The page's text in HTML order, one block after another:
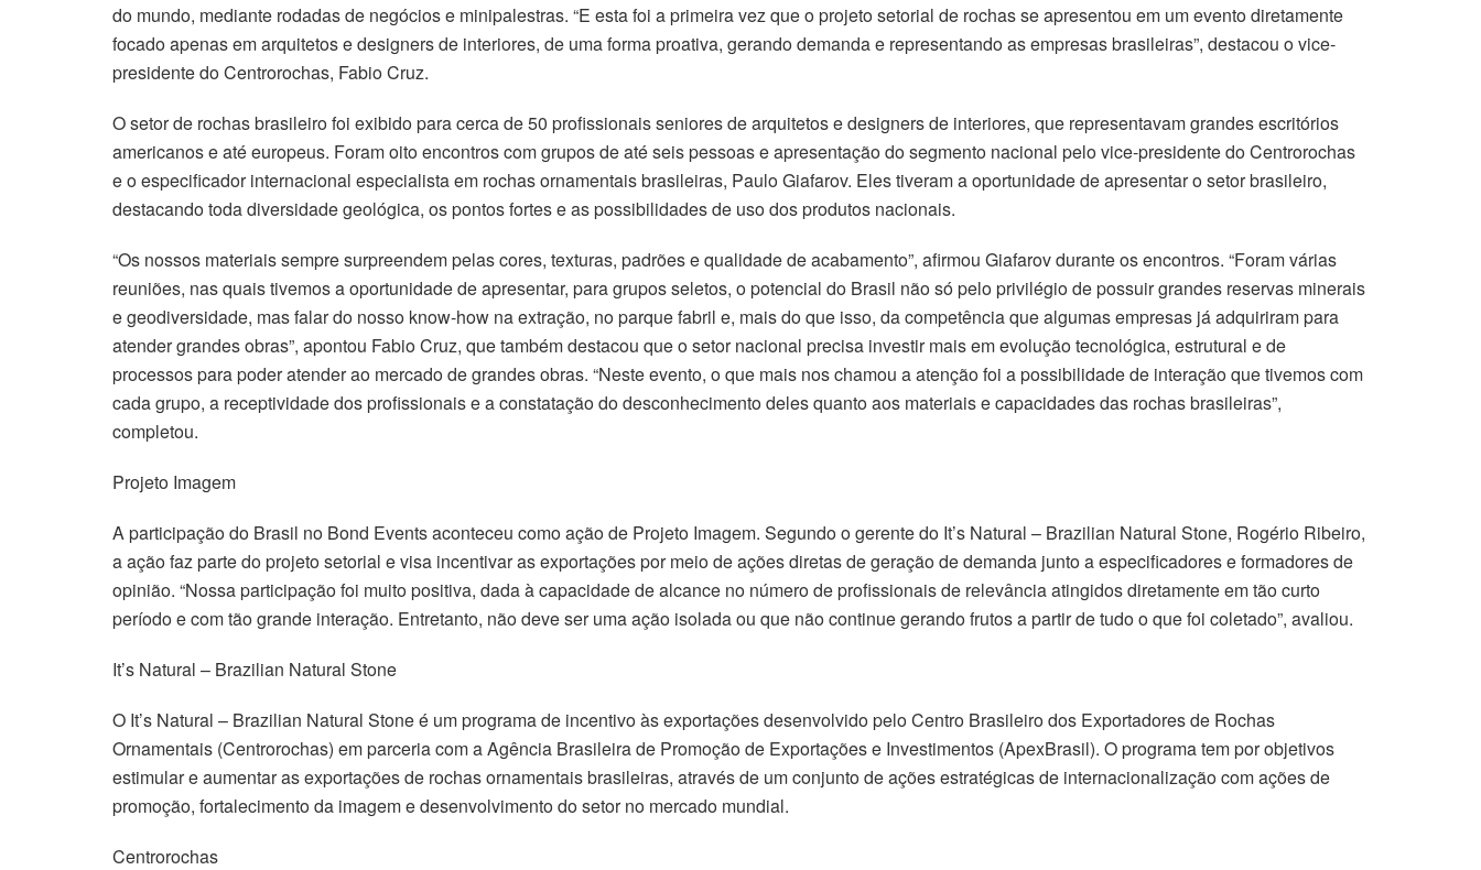
do mundo, mediante rodadas de negócios e minipalestras. “E esta foi a primeira vez que o projeto setorial de rochas se apresentou em um evento diretamente
focado apenas em arquitetos e designers de interiores, de uma forma proativa, gerando demanda e representando as empresas brasileiras”, destacou o vice-
presidente do Centrorochas, Fabio Cruz.
O setor de rochas brasileiro foi exibido para cerca de 50 profissionais seniores de arquitetos e designers de interiores, que representavam grandes escritórios
americanos e até europeus. Foram oito encontros com grupos de até seis pessoas e apresentação do segmento nacional pelo vice-presidente do Centrorochas
e o especificador internacional especialista em rochas ornamentais brasileiras, Paulo Giafarov. Eles tiveram a oportunidade de apresentar o setor brasileiro,
destacando toda diversidade geológica, os pontos fortes e as possibilidades de uso dos produtos nacionais.
“Os nossos materiais sempre surpreendem pelas cores, texturas, padrões e qualidade de acabamento”, afirmou Giafarov durante os encontros. “Foram várias
reuniões, nas quais tivemos a oportunidade de apresentar, para grupos seletos, o potencial do Brasil não só pelo privilégio de possuir grandes reservas minerais
e geodiversidade, mas falar do nosso know-how na extração, no parque fabril e, mais do que isso, da competência que algumas empresas já adquiriram para
atender grandes obras”, apontou Fabio Cruz, que também destacou que o setor nacional precisa investir mais em evolução tecnológica, estrutural e de
processos para poder atender ao mercado de grandes obras. “Neste evento, o que mais nos chamou a atenção foi a possibilidade de interação que tivemos com
cada grupo, a receptividade dos profissionais e a constatação do desconhecimento deles quanto aos materiais e capacidades das rochas brasileiras”,
completou.
Projeto Imagem
A participação do Brasil no Bond Events aconteceu como ação de Projeto Imagem. Segundo o gerente do It’s Natural – Brazilian Natural Stone, Rogério Ribeiro,
a ação faz parte do projeto setorial e visa incentivar as exportações por meio de ações diretas de geração de demanda junto a especificadores e formadores de
opinião. “Nossa participação foi muito positiva, dada à capacidade de alcance no número de profissionais de relevância atingidos diretamente em tão curto
período e com tão grande interação. Entretanto, não deve ser uma ação isolada ou que não continue gerando frutos a partir de tudo o que foi coletado”, avaliou.
It’s Natural – Brazilian Natural Stone
O It’s Natural – Brazilian Natural Stone é um programa de incentivo às exportações desenvolvido pelo Centro Brasileiro dos Exportadores de Rochas
Ornamentais (Centrorochas) em parceria com a Agência Brasileira de Promoção de Exportações e Investimentos (ApexBrasil). O programa tem por objetivos
estimular e aumentar as exportações de rochas ornamentais brasileiras, através de um conjunto de ações estratégicas de internacionalização com ações de
promoção, fortalecimento da imagem e desenvolvimento do setor no mercado mundial.
Centrorochas